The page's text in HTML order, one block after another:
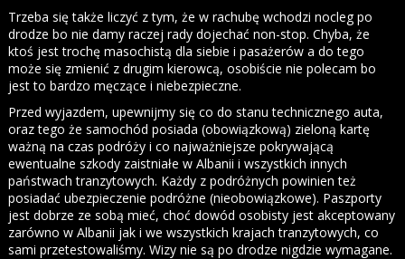
Trzeba się także liczyć z tym, że w rachubę wchodzi nocleg po
drodze bo nie damy raczej rady dojechać non-stop. Chyba, że
ktoś jest trochę masochistą dla siebie i pasażerów a do tego
może się zmienić z drugim kierowcą, osobiście nie polecam bo
jest to bardzo męczące i niebezpieczne.
Przed wyjazdem, upewnijmy się co do stanu technicznego auta,
oraz tego że samochód posiada (obowiązkową) zieloną kartę
ważną na czas podróży i co najważniejsze pokrywającą
ewentualne szkody zaistniałe w Albanii i wszystkich innych
państwach tranzytowych. Każdy z podróżnych powinien też
posiadać ubezpieczenie podróżne (nieobowiązkowe). Paszporty
jest dobrze ze sobą mieć, choć dowód osobisty jest akceptowany
zarówno w Albanii jak i we wszystkich krajach tranzytowych, co
sami przetestowaliśmy. Wizy nie są po drodze nigdzie wymagane.